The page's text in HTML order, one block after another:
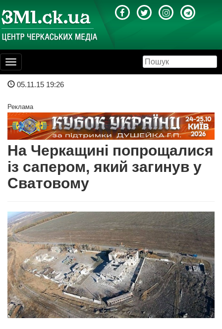
Toggle
navigation
05.11.15 19:26
Реклама
На Черкащині попрощалися
із сапером, який загинув у
Сватовому